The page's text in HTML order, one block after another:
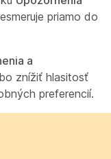
priamo do
a
znížiť hlasitosť
preferencií.